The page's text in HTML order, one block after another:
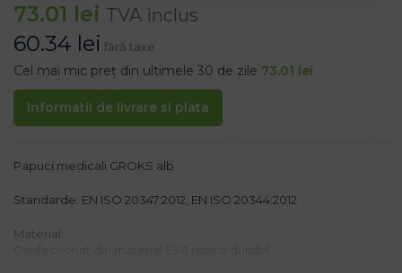
73.01 lei TVA inclus
60.34 lei fără taxe
Cel mai mic preț din ultimele 30 de zile 73.01 lei
Informatii de livrare si plata
Papuci medicali GROKS alb
Standarde: EN ISO 20347:2012, EN ISO 20344:2012
Material: